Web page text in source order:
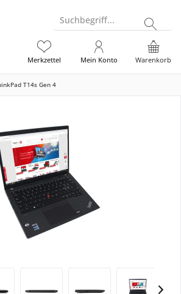
Suchbegriff...
Warenkorb
Merkzettel Mein Konto
T14s Gen 4